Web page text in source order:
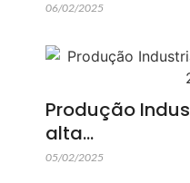
06/02/2025
Produção
alta…
05/02/2025